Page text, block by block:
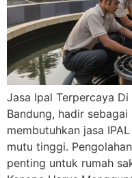
Jasa Ipal Terpercaya
Bandung, hadir
membutuhkan jasa
mutu tinggi.
penting untuk rumah